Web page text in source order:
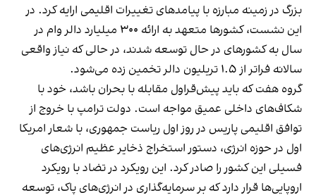
بزرگ در زمینه مبارزه با پیامدهای تغییرات اقلیمی ارایه کرد. در
این نشست، کشورها متعهد به ارائه ۳۰۰ میلیارد دالر وام در
سال به کشورهای در حال توسعه شدند، در حالی که نیاز واقعی
سالانه فراتر از ۱.۵ تریلیون دالر تخمین زده می‌شود.
گروه هفت که باید پیش‌قراول مقابله با بحران باشد، خود با
شکاف‌های داخلی عمیق مواجه است. دولت ترامپ با خروج از
توافق اقلیمی پاریس در روز اول ریاست جمهوری، با شعار امریکا
اول در حوزه انرژی، دستور استخراج ذخایر عظیم انرژی‌های
فسیلی این کشور را صادر کرد. این رویکرد در تضاد با رویکرد
اروپایی‌ها قرار دارد که بر سرمایه‌گذاری در انرژی‌های پاک، توسعه